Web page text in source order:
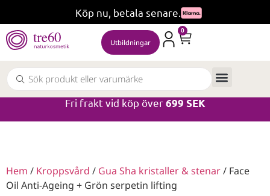
Köp nu, betala senare.
Utbildningar
0
Fri frakt vid köp över699 SEK
Hem / Kroppsvård / Gua Sha kristaller & stenar/ Face
Oil Anti-Ageing + Grön serpetin lifting